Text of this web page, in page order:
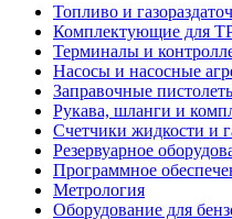
Топливо и
Комплектующие для
Терминалы и
Насосы и насосные
Заправочные
Рукава, шланги и
Счетчики жидкости и
Резервуарное
Программное
Метрология
Оборудование для